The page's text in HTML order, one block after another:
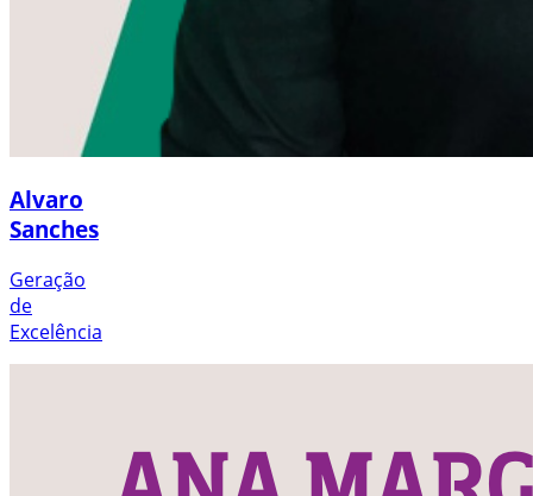
Alvaro
Sanches
Geração
de
Excelência